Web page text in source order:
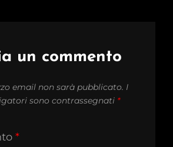
un commento
email non sarà pubblicato. I
sono contrassegnati *
*